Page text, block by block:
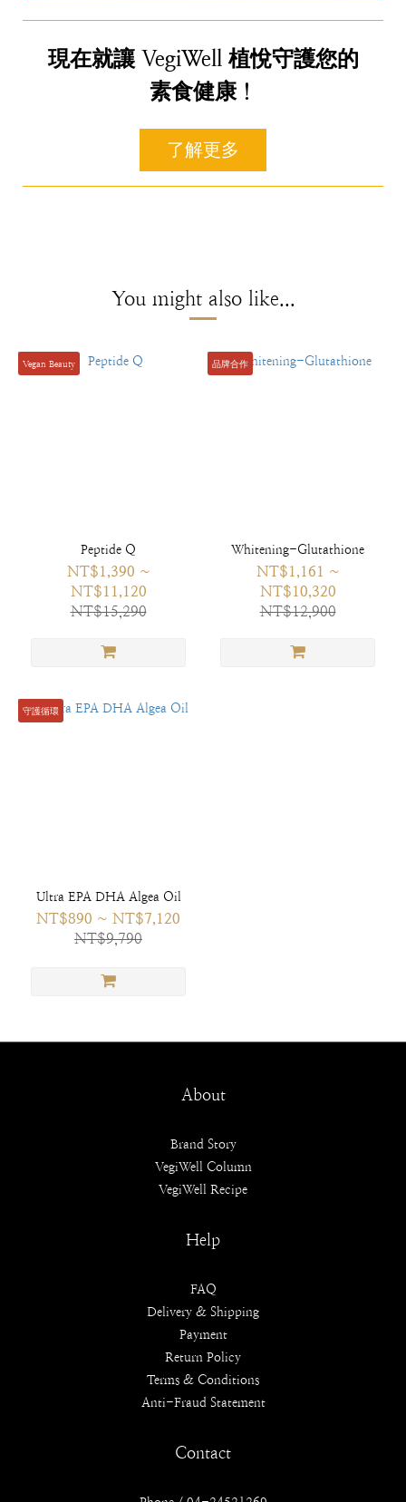
現在就讓 VegiWell 植悅守護您的
素食健康！
了解更多
You might also like...
Vegan Beauty
Peptide Q
NT$1,390 ~
NT$11,120
NT$15,290
品牌合作
Whitening-Glutathione
NT$1,161 ~
NT$10,320
NT$12,900
守護循環
Ultra EPA DHA Algea Oil
NT$890 ~ NT$7,120
NT$9,790
About
Brand Story
VegiWell Column
VegiWell Recipe
Help
FAQ
Delivery & Shipping
Payment
Return Policy
Terms & Conditions
Anti-Fraud Statement
Contact